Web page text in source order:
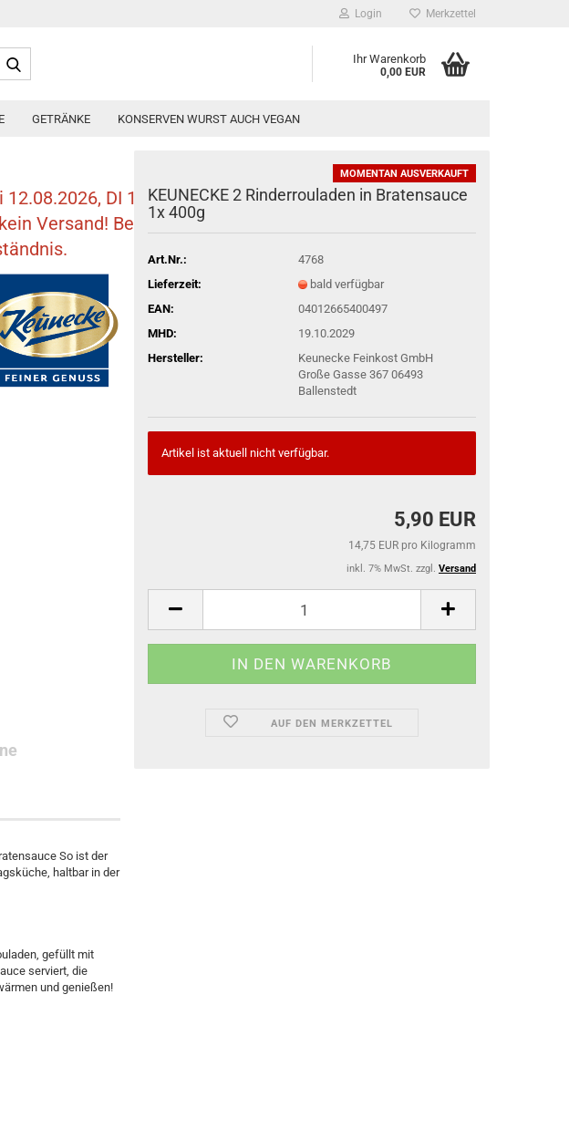
Login Merkzettel
Ihr Warenkorb
0,00 EUR
GETRÄNKE KONSERVEN WURST AUCH VEGAN
DI 18.08.2026 und MO 24.08.2026! Ab 25.08. -
Versand! Bestellungen bzw. Vorkasse müssen am
MOMENTAN AUSVERKAUFT
KEUNECKE 2 Rinderrouladen in Bratensauce
1x 400g
Art.Nr.:
4768
Lieferzeit:
bald verfügbar
EAN:
04012665400497
MHD:
19.10.2029
Hersteller:
Keunecke Feinkost GmbH
Große Gasse 367 06493
Ballenstedt
Artikel ist aktuell nicht verfügbar.
5,90 EUR
14,75 EUR pro Kilogramm
inkl. 7% MwSt. zzgl. Versand
AUF DEN MERKZETTEL
So ist der
haltbar in der
gefüllt mit
serviert, die
und genießen!